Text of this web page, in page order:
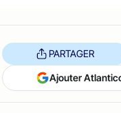
PARTAGER
Ajouter